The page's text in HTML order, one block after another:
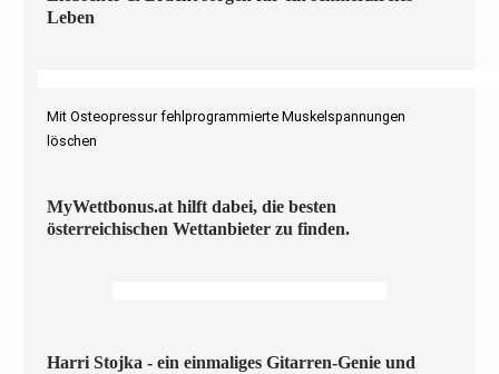
Leben
Mit Osteopressur fehlprogrammierte Muskelspannungen
löschen
MyWettbonus.at hilft dabei, die besten
österreichischen Wettanbieter zu finden.
Harri Stojka - ein einmaliges Gitarren-Genie und